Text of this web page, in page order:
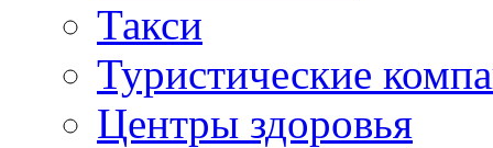
Такси
Туристические
Центры здоровья